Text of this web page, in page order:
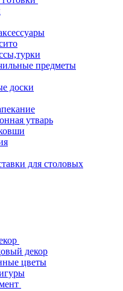
предметы
доски
утварь
для столовых
декор
цветы